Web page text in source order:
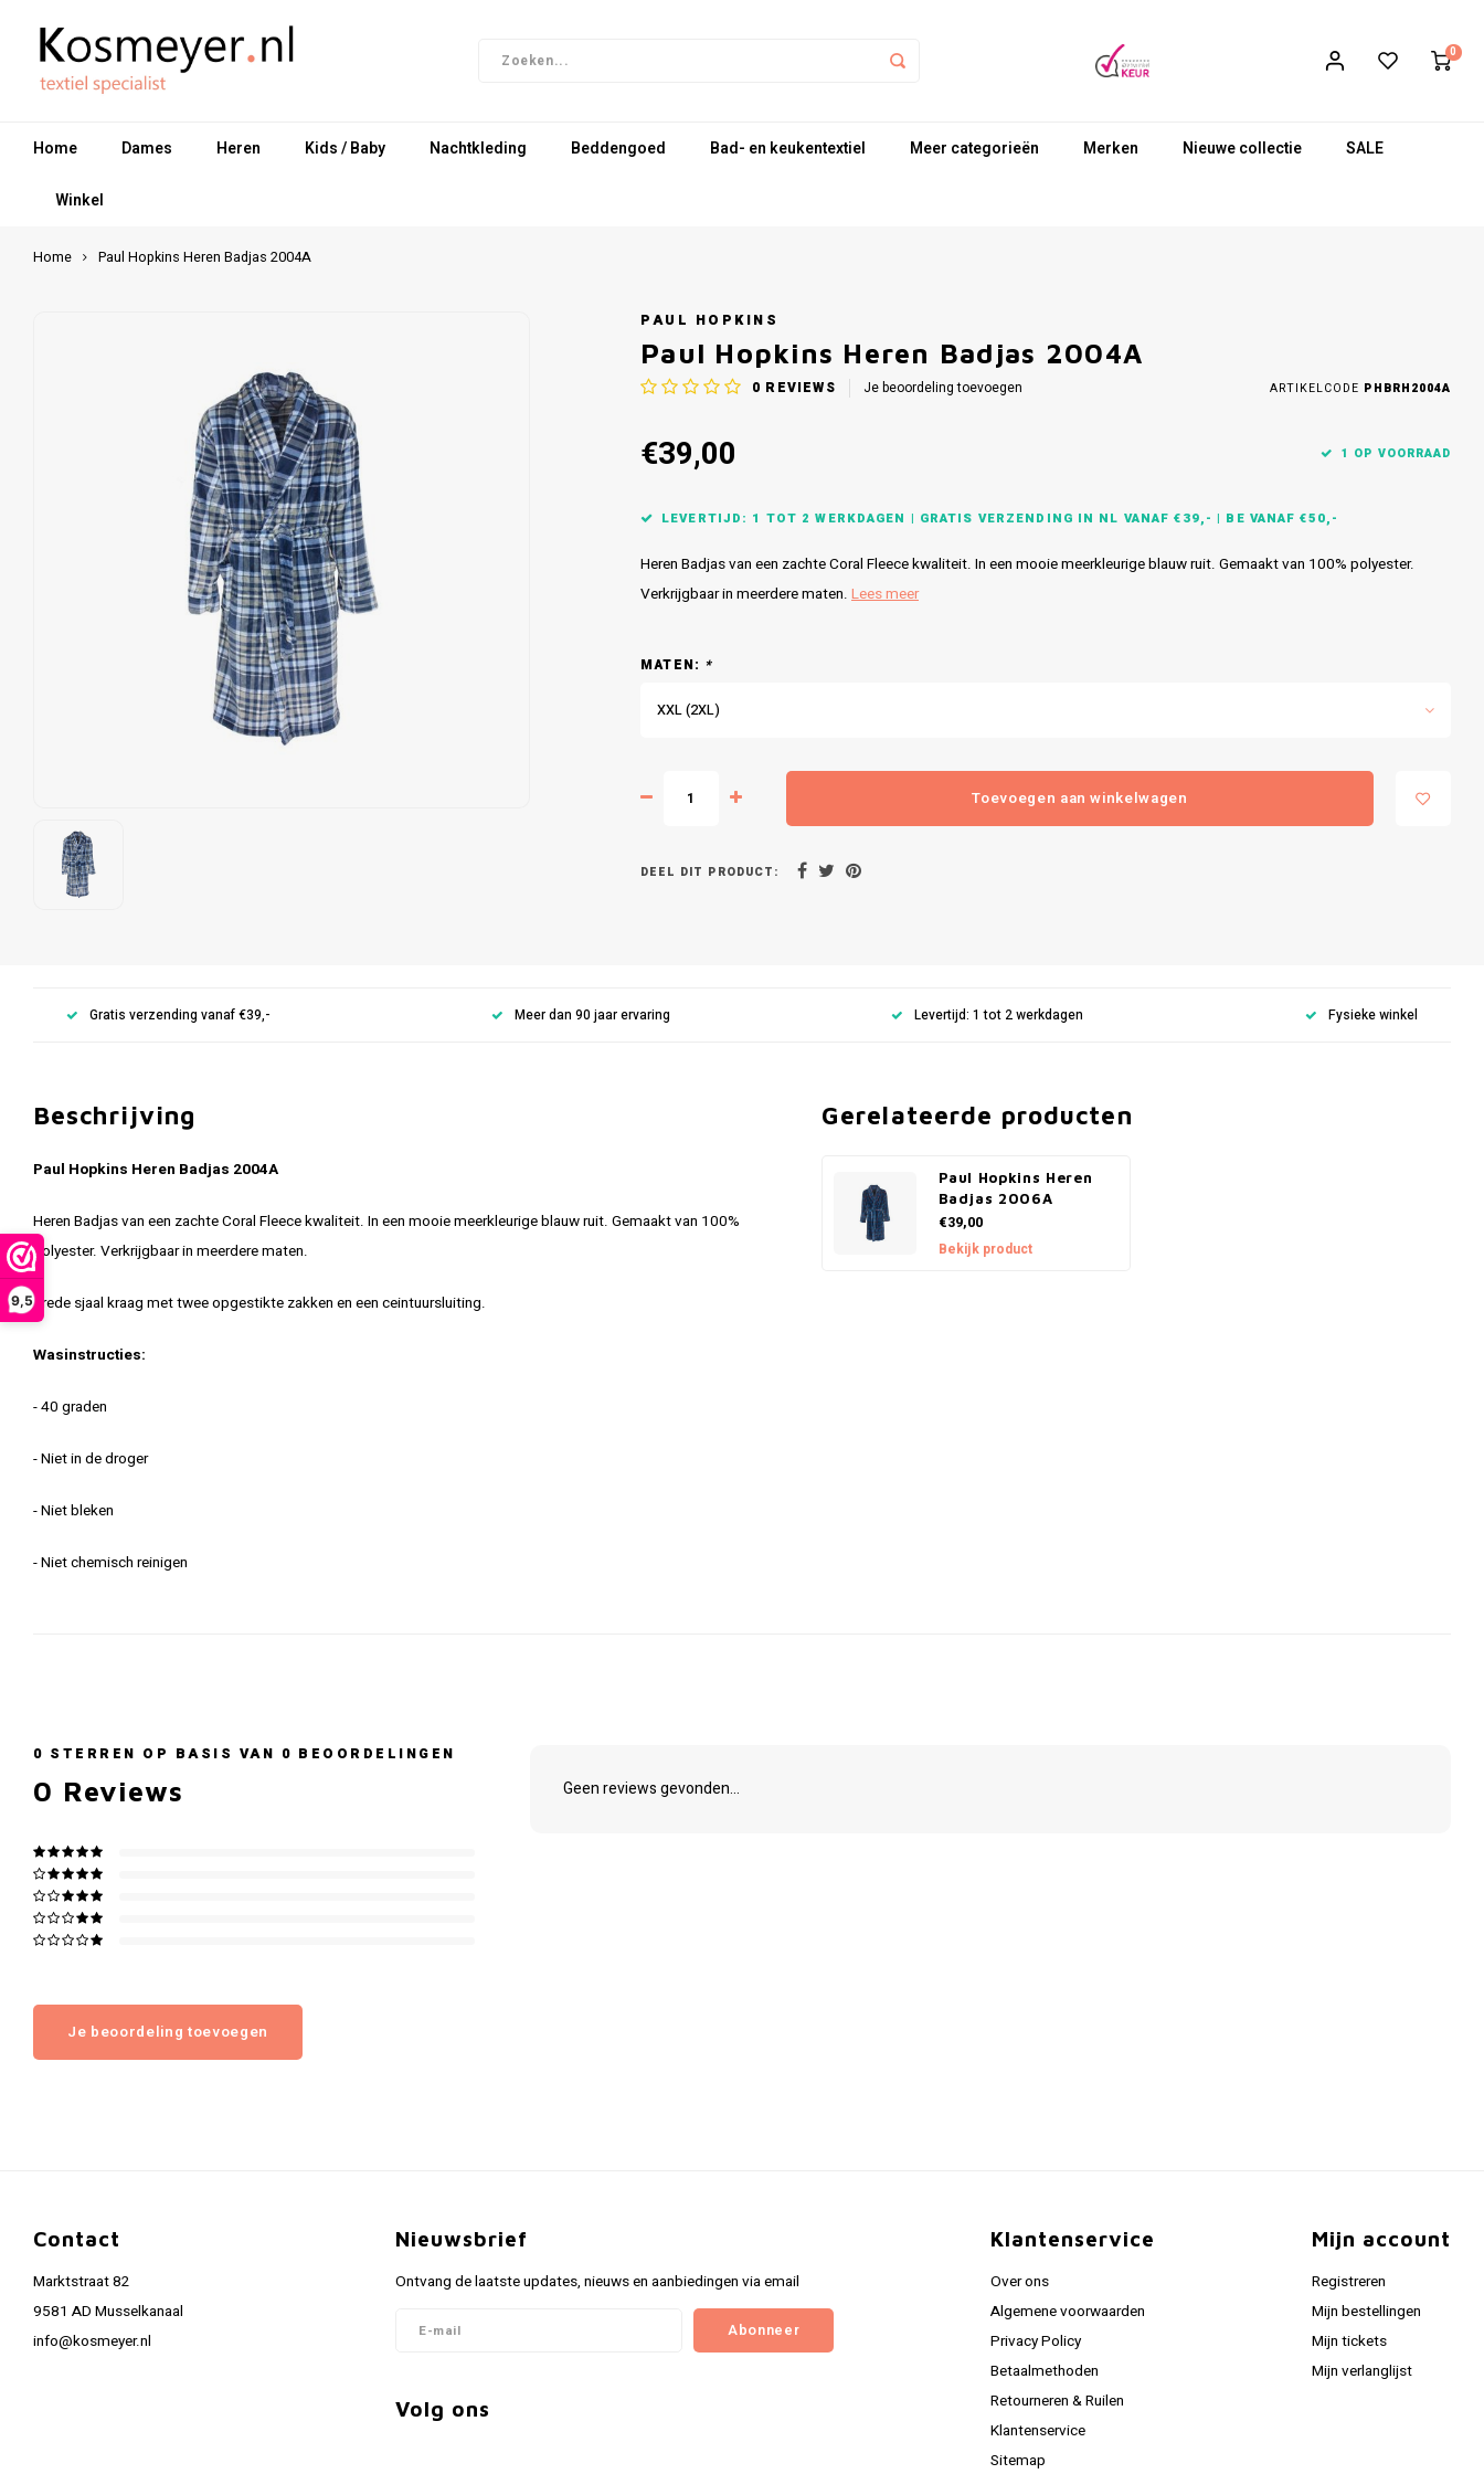
9,5
0
Home Dames Heren Kids / Baby Nachtkleding Beddengoed Bad- en keukentextiel Meer categorieën Merken Nieuwe collectie SALE
Winkel
Home Paul Hopkins Heren Badjas 2004A
PAUL HOPKINS
Paul Hopkins Heren Badjas 2004A
0 REVIEWS Je beoordeling toevoegen ARTIKELCODE PHBRH2004A
€39,00 1 OP VOORRAAD
LEVERTIJD: 1 TOT 2 WERKDAGEN | GRATIS VERZENDING IN NL VANAF €39,- | BE VANAF €50,-
Heren Badjas van een zachte Coral Fleece kwaliteit. In een mooie meerkleurige blauw ruit. Gemaakt van 100% polyester.
Verkrijgbaar in meerdere maten. Lees meer
MATEN: *
XXL (2XL)
Toevoegen aan winkelwagen
DEEL DIT PRODUCT:
Gratis verzending vanaf €39,- Meer dan 90 jaar ervaring Levertijd: 1 tot 2 werkdagen Fysieke winkel
Beschrijving
Paul Hopkins Heren Badjas 2004A
Heren Badjas van een zachte Coral Fleece kwaliteit. In een mooie meerkleurige blauw ruit. Gemaakt van 100%
polyester. Verkrijgbaar in meerdere maten.
Brede sjaal kraag met twee opgestikte zakken en een ceintuursluiting.
Wasinstructies:
- 40 graden
- Niet in de droger
- Niet bleken
- Niet chemisch reinigen
Gerelateerde producten
Paul Hopkins Heren
Badjas 2006A
€39,00
Bekijk product
0 STERREN OP BASIS VAN 0 BEOORDELINGEN
0 Reviews
Je beoordeling toevoegen
Geen reviews gevonden...
Contact
Marktstraat 82
9581 AD Musselkanaal
info@kosmeyer.nl
Nieuwsbrief
Ontvang de laatste updates, nieuws en aanbiedingen via email
Abonneer
Volg ons
Klantenservice
Over ons
Algemene voorwaarden
Privacy Policy
Betaalmethoden
Retourneren & Ruilen
Klantenservice
Sitemap
Mijn account
Registreren
Mijn bestellingen
Mijn tickets
Mijn verlanglijst